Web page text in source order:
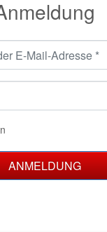
ANMELDUNG